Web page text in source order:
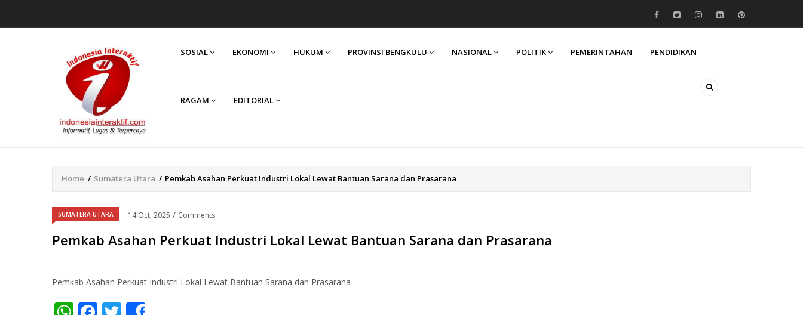
MAIN
SOSIAL EKONOMI HUKUM PROVINSI BENGKULU NASIONAL POLITIK PEMERINTAHAN PENDIDIKAN
RAGAM EDITORIAL
Breadcrumb
Home / Sumatera Utara / Pemkab Asahan Perkuat Industri Lokal Lewat Bantuan Sarana dan Prasarana
SUMATERA UTARA 14 Oct, 2025 / Comments
Pemkab Asahan Perkuat Industri Lokal Lewat Bantuan Sarana dan Prasarana
Pemkab Asahan Perkuat Industri Lokal Lewat Bantuan Sarana dan Prasarana